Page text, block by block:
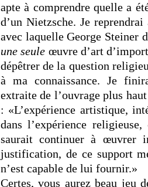
apte à comprendre quelle a
d’un Nietzsche. Je
avec laquelle George Steiner
une seule œuvre d’art
dépêtrer de la question
à ma connaissance. Je
extraite de l’ouvrage plus
: «L’expérience artistique,
dans l’expérience
saurait continuer à œuvrer
justification, de ce support
n’est capable de lui fournir.»
Certes, vous aurez beau jeu